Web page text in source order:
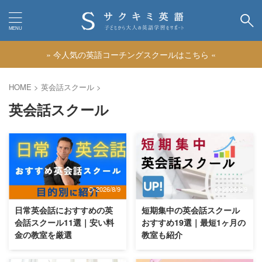
» 今人気の英語コーチングスクールはこちら «
HOME > 英会話スクール >
英会話スクール
2026/8/9
日常英会話におすすめの英
会話スクール11選｜安い料
金の教室を厳選
2026/8/9
短期集中の英会話スクール
おすすめ19選｜最短1ヶ月の
教室も紹介